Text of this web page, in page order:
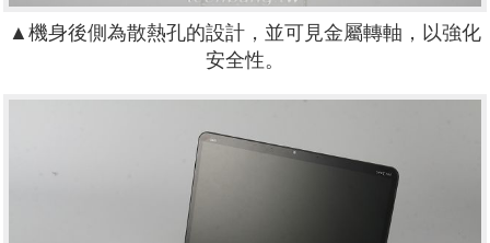
▲機身後側為散熱孔的設計，並可見金屬轉軸，以強化
安全性。